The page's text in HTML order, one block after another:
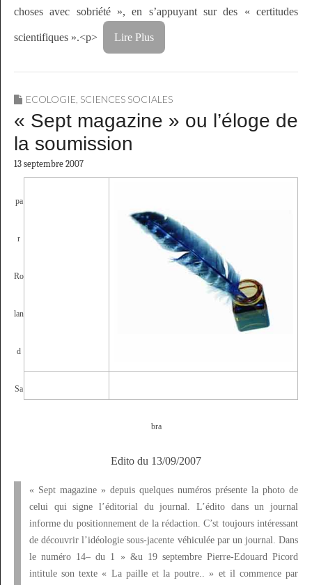
choses avec sobriété », en s’appuyant sur des « certitudes
scientifiques ».<p> Lire Plus
ECOLOGIE SCIENCES SOCIALES
« Sept magazine » ou l’éloge de
la soumission
13 septembre 2007
pa
r
Ro
lan
d
Sa
bra
Edito du 13/09/2007
« Sept magazine » depuis quelques numéros présente la photo de
celui qui signe l’éditorial du journal. L’édito dans un journal
informe du positionnement de la rédaction. C’st toujours intéressant
de découvrir l’idéologie sous-jacente véhiculée par un journal. Dans
le numéro 14– du 1 » &u 19 septembre Pierre-Edouard Picord
intitule son texte « La paille et la poutre.. » et il commence par